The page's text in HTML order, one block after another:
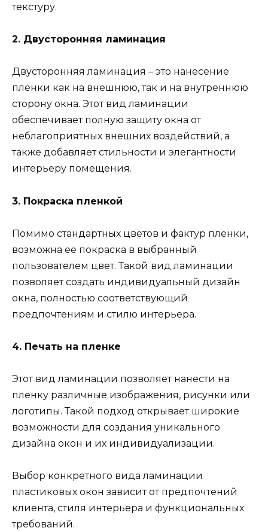
текстуру.
2. Двусторонняя ламинация
Двусторонняя ламинация – это нанесение
пленки как на внешнюю, так и на внутреннюю
сторону окна. Этот вид ламинации
обеспечивает полную защиту окна от
неблагоприятных внешних воздействий, а
также добавляет стильности и элегантности
интерьеру помещения.
3. Покраска пленкой
Помимо стандартных цветов и фактур пленки,
возможна ее покраска в выбранный
пользователем цвет. Такой вид ламинации
позволяет создать индивидуальный дизайн
окна, полностью соответствующий
предпочтениям и стилю интерьера.
4. Печать на пленке
Этот вид ламинации позволяет нанести на
пленку различные изображения, рисунки или
логотипы. Такой подход открывает широкие
возможности для создания уникального
дизайна окон и их индивидуализации.
Выбор конкретного вида ламинации
пластиковых окон зависит от предпочтений
клиента, стиля интерьера и функциональных
требований.